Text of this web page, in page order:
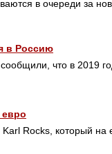
в очереди за
в Россию
что в 2019
евро
Rocks, который на